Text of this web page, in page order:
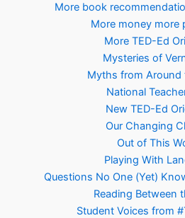
More book
More money more
More TED-Ed
Mysteries of
Myths from Around
National
New TED-Ed
Our Changing
Out of This
Playing With
Questions No One (Yet)
Reading Between
Student Voices from